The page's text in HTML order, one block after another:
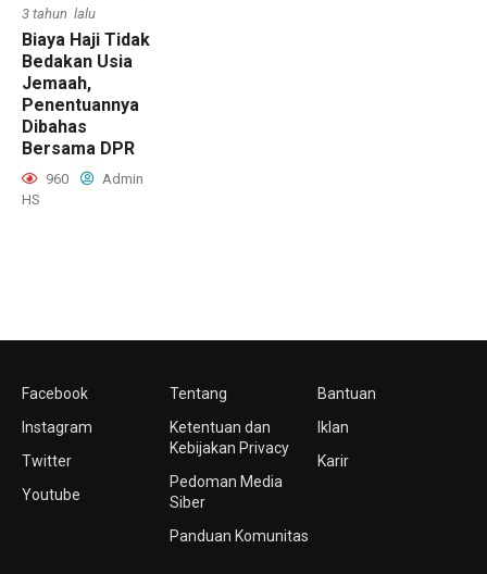
3 tahun lalu
Biaya Haji Tidak
Bedakan Usia
Jemaah,
Penentuannya
Dibahas
Bersama DPR
960
Admin
HS
Facebook
Instagram
Twitter
Youtube
Tentang
Ketentuan dan
Kebijakan Privacy
Pedoman Media
Siber
Panduan Komunitas
Bantuan
Iklan
Karir